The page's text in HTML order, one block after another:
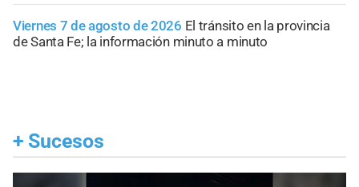
Viernes 7 de agosto de 2026 El tránsito en la provincia
de Santa Fe; la información minuto a minuto
+ Sucesos